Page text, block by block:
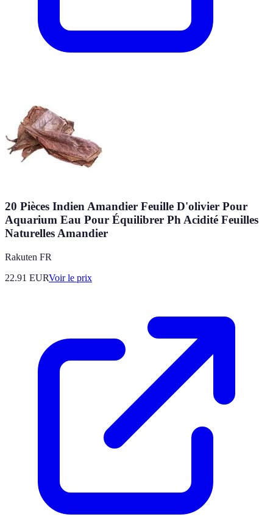
20 Pièces Indien Amandier Feuille D'olivier Pour
Aquarium Eau Pour Équilibrer Ph Acidité Feuilles
Naturelles Amandier
Rakuten FR
22.91 EURVoir le prix